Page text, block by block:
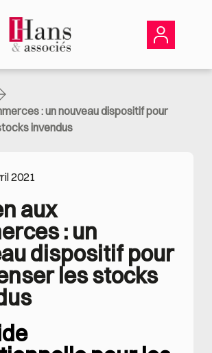
: un nouveau dispositif pour
invendus
2021
aux
: un
dispositif pour
les stocks